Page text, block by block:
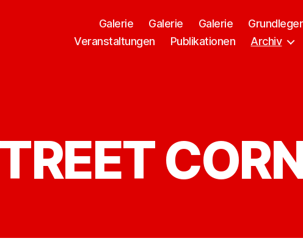
Galerie Galerie Galerie
Veranstaltungen
Publikationen Archiv